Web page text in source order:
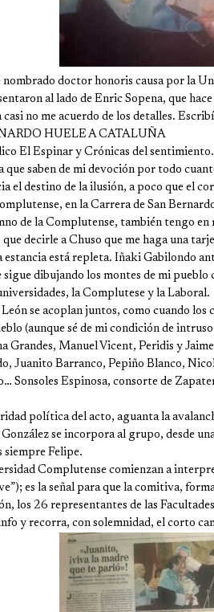
doctor honoris causa por la
al lado de Enric Sopena, que
no me acuerdo de los detalles.
HUELE A CATALUÑA
El Espinar y Crónicas del sentimiento.
saben de mi devoción por todo
el destino de la ilusión, a poco que el
en la Carrera de San
de la Complutense, también tengo en
decirle a Chuso que me haga una
está repleta. Iñaki Gabilondo
sigue dibujando los montes de mi
la Complutese y la Laboral.
se acoplan juntos, como cuando
(aunque sé de mi condición de
Grandes, Manuel Vicent, Peridis y
Juanito Barranco, Pepiño Blanco,
Sonsoles Espinosa, consorte de
política del acto, aguanta la
se incorpora al grupo, desde
siempre Felipe.
Complutense comienzan a
es la señal para que la comitiva,
los 26 representantes de las
y recorra, con solemnidad, el corto